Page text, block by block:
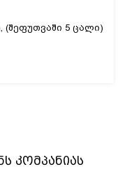
(შეფუთვაში 5 ცალი)
კომპანიას